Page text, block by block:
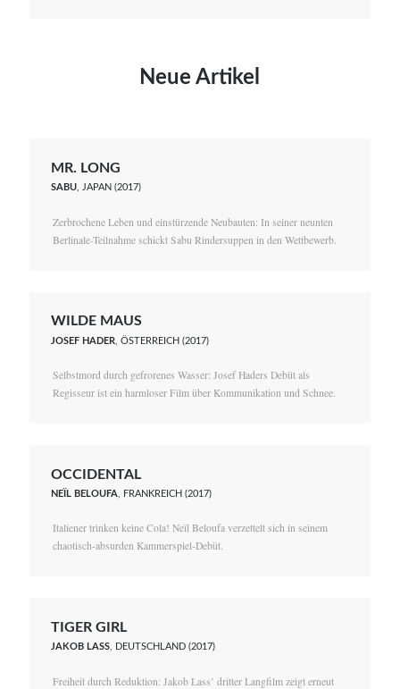
Neue Artikel
MR. LONG
SABU, JAPAN (2017)
Zerbrochene Leben und einstürzende Neubauten: In seiner neunten
Berlinale-Teilnahme schickt Sabu Rindersuppen in den Wettbewerb.
WILDE MAUS
JOSEF HADER , ÖSTERREICH (2017)
Selbstmord durch gefrorenes Wasser: Josef Haders Debüt als
Regisseur ist ein harmloser Film über Kommunikation und Schnee.
OCCIDENTAL
NEÏL BELOUFA , FRANKREICH (2017)
Italiener trinken keine Cola! Neïl Beloufa verzettelt sich in seinem
chaotisch-absurden Kammerspiel-Debüt.
TIGER GIRL
JAKOB LASS, DEUTSCHLAND (2017)
Freiheit durch Reduktion: Jakob Lass’ dritter Langfilm zeigt erneut